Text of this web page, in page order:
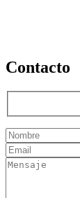
Contacto